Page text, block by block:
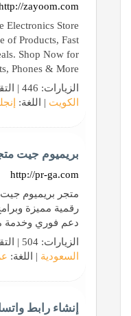
zayoom.com
Electronics Store
of Products, Fast
Shop Now for
Phones & More
الزيارات: 446 | التقييم: 0 | المقيّمين: 0 | الدولة:
الكويت | اللغة:
بريميوم جيت
http://pr-ga.com
متجر بريميوم
رقمية مميزة
دعم فوري وخدمة
الزيارات: 504 | التقييم: 0 | المقيّمين: 0 | الدولة:
السعودية | اللغة:
إنشاء رابط